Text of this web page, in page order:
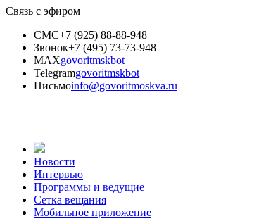
Связь с эфиром
СМС+7 (925) 88-88-948
Звонок+7 (495) 73-73-948
MAXgovoritmskbot
Telegramgovoritmskbot
Письмоinfo@govoritmoskva.ru
Новости
Интервью
Программы и ведущие
Сетка вещания
Мобильное приложение